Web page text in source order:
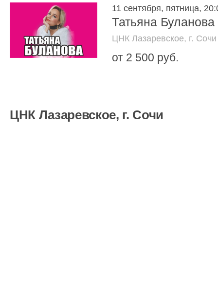
11 сентября, пятница,
Татьяна Буланова
ЦНК Лазаревское, г. Сочи
от 2 500 руб.
ЦНК Лазаревское, г. Сочи